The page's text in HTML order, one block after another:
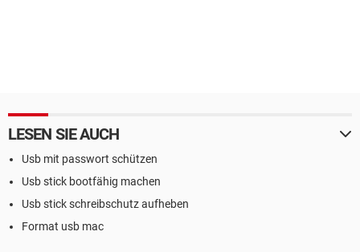
LESEN SIE AUCH
Usb mit passwort schützen
Usb stick bootfähig machen
Usb stick schreibschutz aufheben
Format usb mac